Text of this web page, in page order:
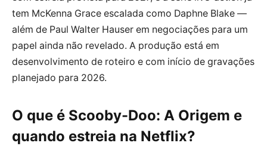
tem McKenna Grace escalada como Daphne Blake —
além de Paul Walter Hauser em negociações para um
papel ainda não revelado. A produção está em
desenvolvimento de roteiro e com início de gravações
planejado para 2026.
O que é Scooby-Doo: A Origem e
quando estreia na Netflix?